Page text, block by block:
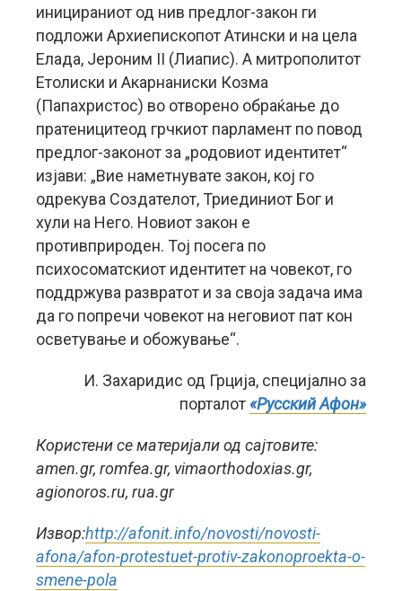
иницираниот од нив предлог-закон ги
подложи Архиепископот Атински и на цела
Елада, Јероним II (Лиапис). А митрополитот
Етолиски и Акарнаниски Козма
(Папахристос) во отворено обраќање до
пратеницитеод грчкиот парламент по повод
предлог-законот за „родовиот идентитет“
изјави: „Вие наметнувате закон, кој го
одрекува Создателот, Триединиот Бог и
хули на Него. Новиот закон е
противприроден. Тој посега по
психосоматскиот идентитет на човекот, го
поддржува развратот и за своја задача има
да го попречи човекот на неговиот пат кон
осветување и обожување“.
И. Захаридис од Грција, специјално за
порталот«Русский Афон»
Користени се материјали од сајтовите:
amen.gr, romfea.gr, vimaorthodoxias.gr,
agionoros.ru, rua.gr
Извор:http://afonit.info/novosti/novosti-
afona/afon-protestuet-protiv-zakonoproekta-o-
smene-pola